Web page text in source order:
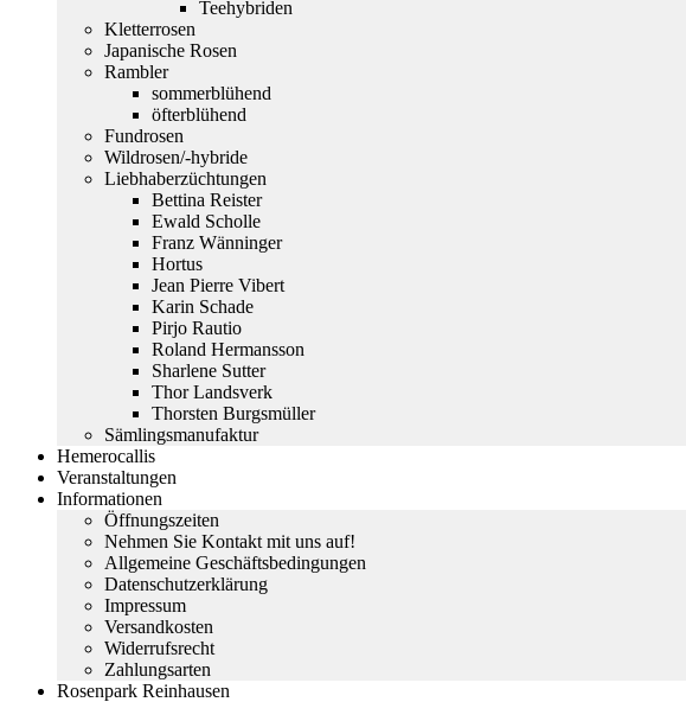
Teehybriden
Kletterrosen
Japanische Rosen
Rambler
sommerblühend
öfterblühend
Fundrosen
Wildrosen/-hybride
Liebhaberzüchtungen
Bettina Reister
Ewald Scholle
Franz Wänninger
Hortus
Jean Pierre Vibert
Karin Schade
Pirjo Rautio
Roland Hermansson
Sharlene Sutter
Thor Landsverk
Thorsten Burgsmüller
Sämlingsmanufaktur
Hemerocallis
Veranstaltungen
Informationen
Öffnungszeiten
Nehmen Sie Kontakt mit uns auf!
Allgemeine Geschäftsbedingungen
Datenschutzerklärung
Impressum
Versandkosten
Widerrufsrecht
Zahlungsarten
Rosenpark Reinhausen